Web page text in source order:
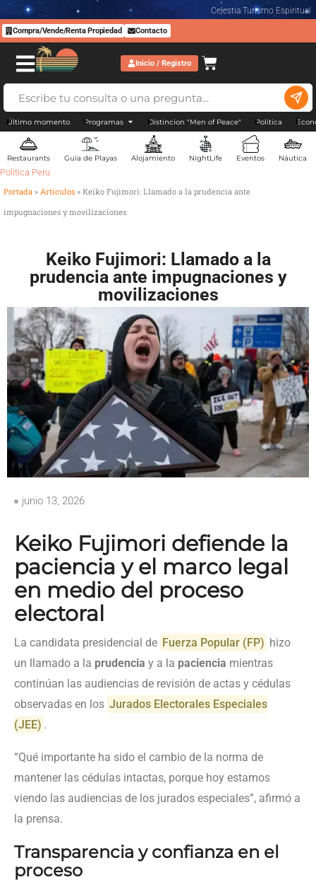
Celestia Turismo Espiritual
Compra/Vende/Renta Propiedad Contacto
Inicio / Registro
Último momento Programas Distincion "Men of Peace" Politica
Restaurants Guía de Playas Alojamiento NightLife Eventos Náutica
Politica Peru
Portada » Artículos » Keiko Fujimori: Llamado a la prudencia ante
impugnaciones y movilizaciones
Keiko Fujimori: Llamado a la
prudencia ante impugnaciones y
movilizaciones
junio 13, 2026
Keiko Fujimori defiende la
paciencia y el marco legal
en medio del proceso
electoral
La candidata presidencial de Fuerza Popular (FP) hizo
un llamado a la prudencia y a la paciencia mientras
continúan las audiencias de revisión de actas y cédulas
observadas en los Jurados Electorales Especiales
(JEE) .
“Qué importante ha sido el cambio de la norma de
mantener las cédulas intactas, porque hoy estamos
viendo las audiencias de los jurados especiales”, afirmó a
la prensa.
Transparencia y confianza en el
proceso